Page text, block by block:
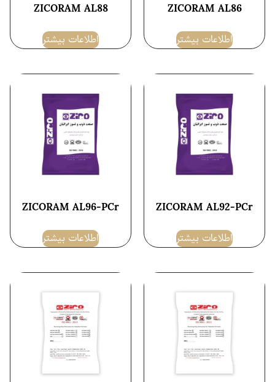
ZICORAM AL86
اطلاعات بیشتر
ZICORAM AL88
اطلاعات بیشتر
ZICORAM AL92-PCr
اطلاعات بیشتر
ZICORAM AL96-PCr
اطلاعات بیشتر